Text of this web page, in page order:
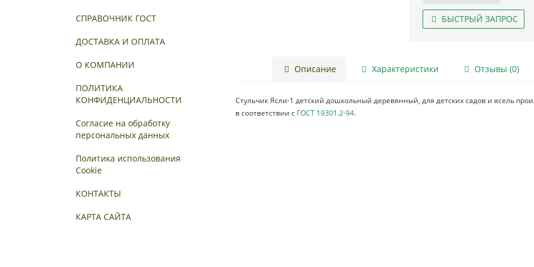
СПРАВОЧНИК ГОСТ
ДОСТАВКА И ОПЛАТА
О КОМПАНИИ
ПОЛИТИКА
КОНФИДЕНЦИАЛЬНОСТИ
Согласие на обработку
персональных данных
Политика использования
Cookie
КОНТАКТЫ
КАРТА САЙТА
БЫСТРЫЙ ЗАПРОС
Описание Характеристики Отзывы (0)
Стульчик Ясли-1 детский дошкольный деревянный, для детских садов и ясель
в соответствии с ГОСТ 19301.2-94.